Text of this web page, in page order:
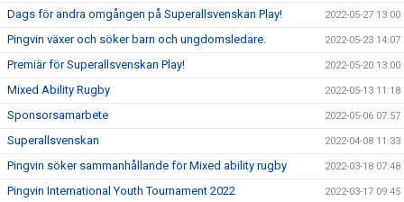
Dags för andra omgången på Superallsvenskan Play! 2022-05-27 13:00
Pingvin växer och söker barn och ungdomsledare. 2022-05-23 14:07
Premiär för Superallsvenskan Play! 2022-05-20 13:00
Mixed Ability Rugby 2022-05-13 11:18
Sponsorsamarbete 2022-05-06 07:57
Superallsvenskan 2022-04-08 11:33
Pingvin söker sammanhållande för Mixed ability rugby 2022-03-18 07:48
Pingvin International Youth Tournament 2022 2022-03-17 09:45